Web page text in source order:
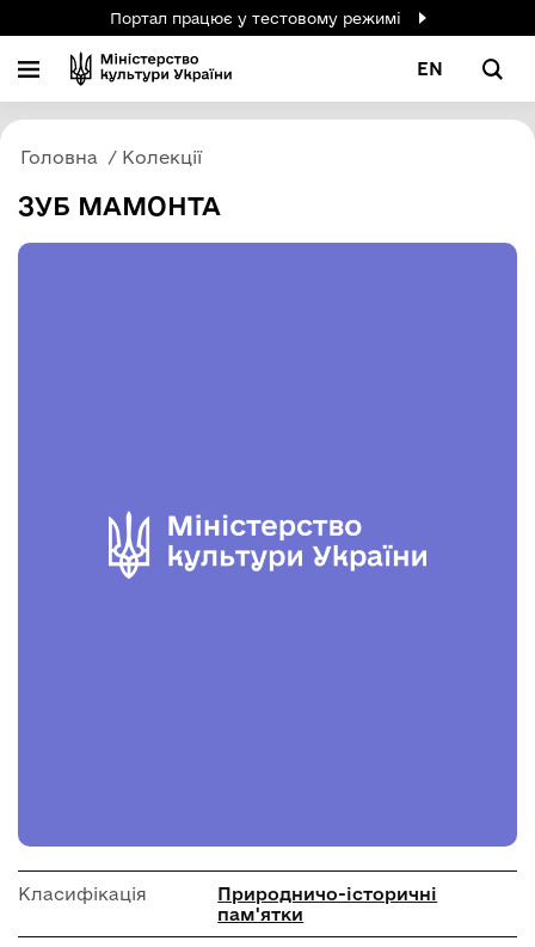
Портал працює у тестовому режимі
EN
Головна Колекції
ЗУБ МАМОНТА
Класифікація
Природничо-історичні
пам'ятки